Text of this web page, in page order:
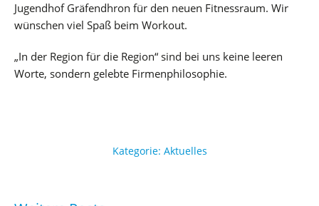
Jugendhof Gräfendhron für den neuen Fitnessraum. Wir
wünschen viel Spaß beim Workout.
„In der Region für die Region“ sind bei uns keine leeren
Worte, sondern gelebte Firmenphilosophie.
Kategorie: Aktuelles